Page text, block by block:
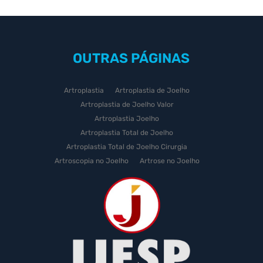
OUTRAS PÁGINAS
Artroplastia
Artroplastia de Joelho
Artroplastia de Joelho Valor
Artroplastia Joelho
Artroplastia Total de Joelho
Artroplastia Total de Joelho Cirurgia
Artroscopia no Joelho
Artrose no Joelho
Artrose no Joelho Cirurgia
Artrose no Joelho Tratamento
Celulas Tronco Joelho
Celula Tronco Esporte
Cirurgia Artroplastia de Joelho
Cirurgia Artroplastia Joelho
Cirurgia Artrose Joelho Preço